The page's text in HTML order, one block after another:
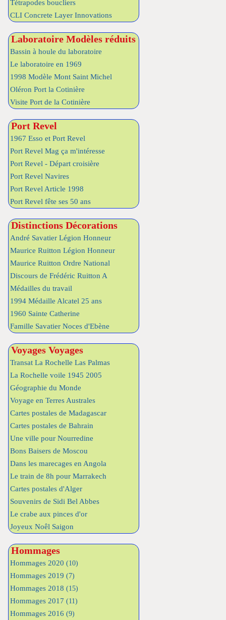
Tétrapodes boucliers
CLI Concrete Layer Innovations
Laboratoire Modèles réduits
Bassin à houle du laboratoire
Le laboratoire en 1969
1998 Modèle Mont Saint Michel
Oléron Port la Cotinière
Visite Port de la Cotinière
Port Revel
1967 Esso et Port Revel
Port Revel Mag ça m'intéresse
Port Revel - Départ croisière
Port Revel Navires
Port Revel Article 1998
Port Revel fête ses 50 ans
Distinctions Décorations
André Savatier Légion Honneur
Maurice Ruitton Légion Honneur
Maurice Ruitton Ordre National
Discours de Frédéric Ruitton A
Médailles du travail
1994 Médaille Alcatel 25 ans
1960 Sainte Catherine
Famille Savatier Noces d'Ebène
Voyages Voyages
Transat La Rochelle Las Palmas
La Rochelle voile 1945 2005
Géographie du Monde
Voyage en Terres Australes
Cartes postales de Madagascar
Cartes postales de Bahrain
Une ville pour Nourredine
Bons Baisers de Moscou
Dans les marecages en Angola
Le train de 8h pour Marrakech
Cartes postales d'Alger
Souvenirs de Sidi Bel Abbes
Le crabe aux pinces d'or
Joyeux Noêl Saigon
Hommages
Hommages 2020 (10)
Hommages 2019 (7)
Hommages 2018 (15)
Hommages 2017 (11)
Hommages 2016 (9)